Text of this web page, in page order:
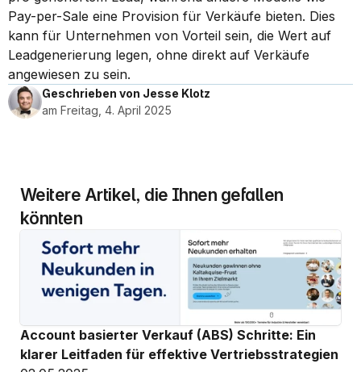
Pay-per-Sale eine Provision für Verkäufe bieten. Dies
kann für Unternehmen von Vorteil sein, die Wert auf
Leadgenerierung legen, ohne direkt auf Verkäufe
angewiesen zu sein.
Geschrieben von Jesse Klotz
am Freitag, 4. April 2025
Weitere Artikel, die Ihnen gefallen
könnten
Account basierter Verkauf (ABS) Schritte: Ein
klarer Leitfaden für effektive Vertriebsstrategien